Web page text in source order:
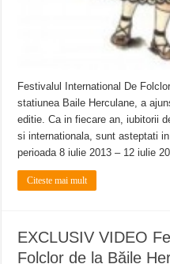
Festivalul International De
statiunea Baile Herculane, a
editie. Ca in fiecare an, iubitorii
si internationala, sunt asteptati
perioada 8 iulie 2013 – 12 iulie
Citeste mai mult
EXCLUSIV VIDEO
Folclor de la Băile